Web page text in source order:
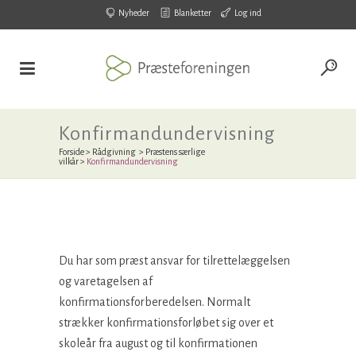
Nyheder Blanketter Log ind
Konfirmandundervisning
Forside> Rådgivning > Præstens særlige
vilkår> Konfirmandundervisning
Du har som præst ansvar for tilrettelæggelsen
og varetagelsen af
konfirmationsforberedelsen. Normalt
strækker konfirmationsforløbet sig over et
skoleår fra august og til konfirmationen